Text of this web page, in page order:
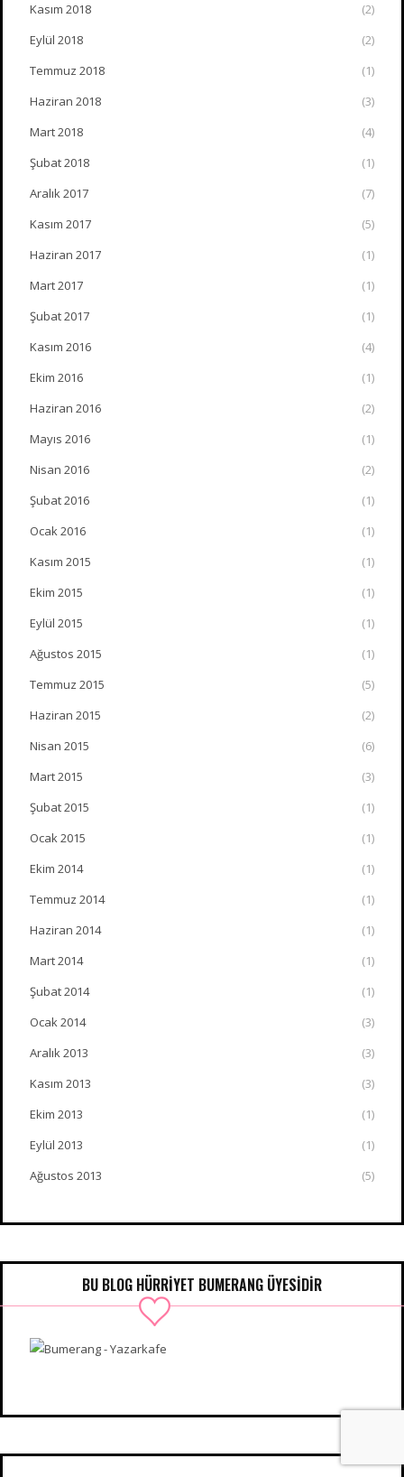
Kasım 2018
(2)
Eylül 2018
(2)
Temmuz 2018
(1)
Haziran 2018
(3)
Mart 2018
(4)
Şubat 2018
(1)
Aralık 2017
(7)
Kasım 2017
(5)
Haziran 2017
(1)
Mart 2017
(1)
Şubat 2017
(1)
Kasım 2016
(4)
Ekim 2016
(1)
Haziran 2016
(2)
Mayıs 2016
(1)
Nisan 2016
(2)
Şubat 2016
(1)
Ocak 2016
(1)
Kasım 2015
(1)
Ekim 2015
(1)
Eylül 2015
(1)
Ağustos 2015
(1)
Temmuz 2015
(5)
Haziran 2015
(2)
Nisan 2015
(6)
Mart 2015
(3)
Şubat 2015
(1)
Ocak 2015
(1)
Ekim 2014
(1)
Temmuz 2014
(1)
Haziran 2014
(1)
Mart 2014
(1)
Şubat 2014
(1)
Ocak 2014
(3)
Aralık 2013
(3)
Kasım 2013
(3)
Ekim 2013
(1)
Eylül 2013
(1)
Ağustos 2013
(5)
BU BLOG HÜRRIYET BUMERANG ÜYESIDIR